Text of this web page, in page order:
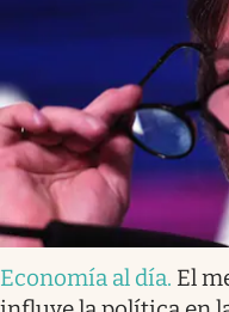
Economía al día. El